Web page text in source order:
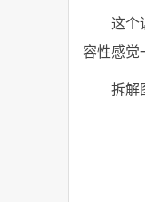
这个
容性感觉
拆解